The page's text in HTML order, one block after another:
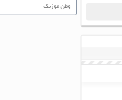
وطن موزیک